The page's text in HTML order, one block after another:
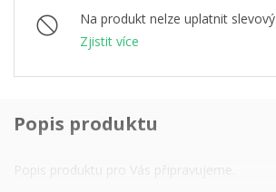
Na produkt nelze uplatnit
Zjistit více
Popis produktu
Popis produktu pro Vás připravujeme.